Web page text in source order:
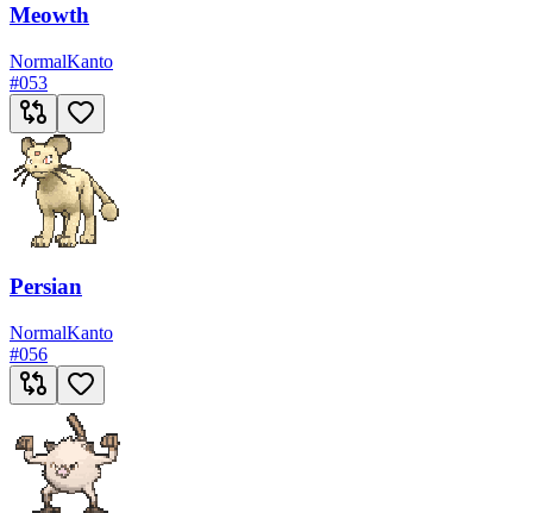
Meowth
NormalKanto
#053
Persian
NormalKanto
#056